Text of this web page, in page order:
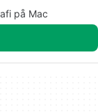
på Mac